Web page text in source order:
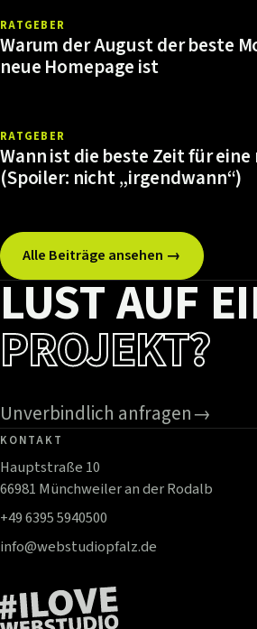
RATGEBER
Warum der August der beste
neue Homepage ist
RATGEBER
Wann ist die beste Zeit für eine
(Spoiler: nicht „irgendwann“)
Alle Beiträge ansehen →
LUST AUF
PROJEKT?
Unverbindlich anfragen→
KONTAKT
Hauptstraße 10
66981 Münchweiler an der Rodalb
+49 6395 5940500
info@webstudiopfalz.de